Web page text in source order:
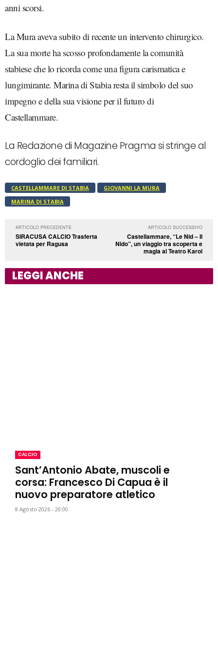
anni scorsi.
La Mura aveva subito di recente un intervento chirurgico.
La sua morte ha scosso profondamente la comunità
stabiese che lo ricorda come una figura carismatica e
lungimirante. Marina di Stabia resta il simbolo del suo
impegno e della sua visione per il futuro di
Castellammare.
La Redazione di Magazine Pragma si stringe al
cordoglio dei familiari.
CASTELLAMMARE DI STABIA
GIOVANNI LA MURA
MARINA DI STABIA
ARTICOLO PRECEDENTE
SIRACUSA CALCIO Trasferta
vietata per Ragusa
ARTICOLO SUCCESSIVO
Castellammare, “Le Nid – Il
Nido”, un viaggio tra scoperta e
magia al Teatro Karol
LEGGI ANCHE
CALCIO
Sant’Antonio Abate, muscoli e
corsa: Francesco Di Capua è il
nuovo preparatore atletico
8 Agosto 2026 - 20:00